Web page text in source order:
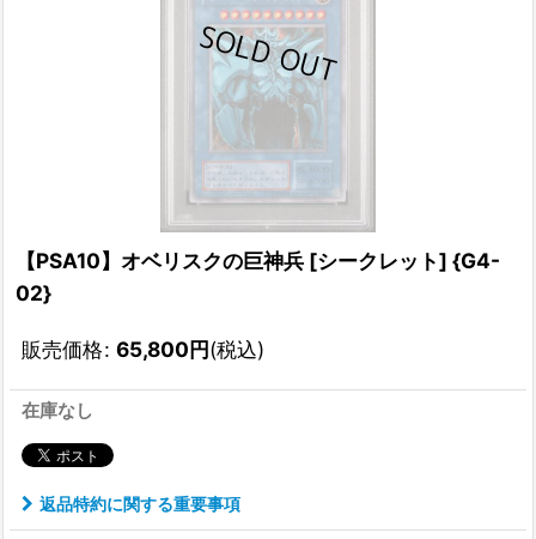
【PSA10】オベリスクの巨神兵 [シークレット] {G4-
02}
販売価格: 65,800円(税込)
在庫なし
返品特約に関する重要事項